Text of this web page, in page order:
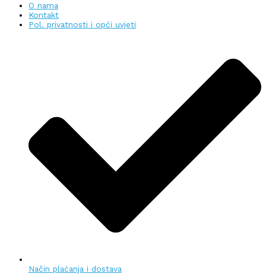
O nama
Kontakt
Pol. privatnosti i opći uvjeti
Način plaćanja i dostava